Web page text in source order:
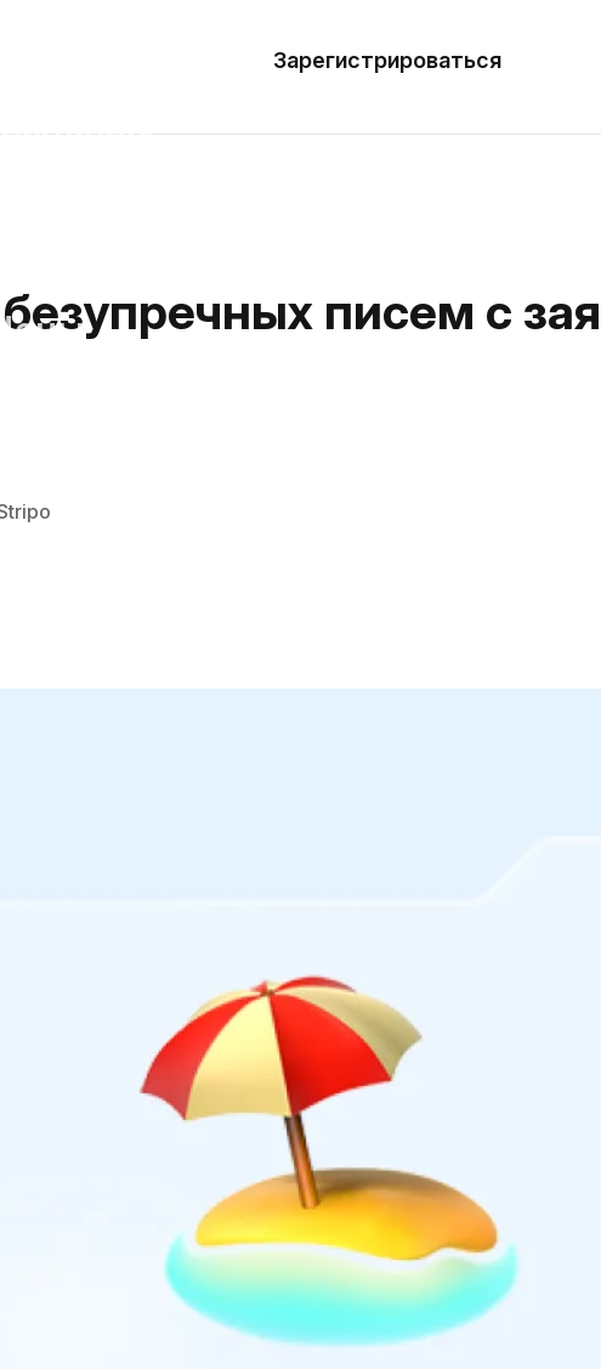
Зарегистрироваться
писем с